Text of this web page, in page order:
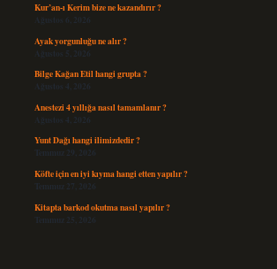
Kur’an-ı Kerim bize ne kazandırır ?
Ağustos 6, 2026
Ayak yorgunluğu ne alır ?
Ağustos 5, 2026
Bilge Kağan Etil hangi grupta ?
Ağustos 4, 2026
Anestezi 4 yıllığa nasıl tamamlanır ?
Ağustos 4, 2026
Yunt Dağı hangi ilimizdedir ?
Temmuz 29, 2026
Köfte için en iyi kıyma hangi etten yapılır ?
Temmuz 27, 2026
Kitapta barkod okutma nasıl yapılır ?
Temmuz 25, 2026